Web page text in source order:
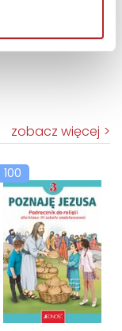
zobacz więcej
100